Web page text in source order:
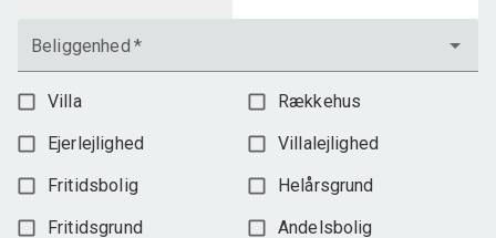
Beliggenhed *
Villa
Rækkehus
Ejerlejlighed
Villalejlighed
Fritidsbolig
Helårsgrund
Fritidsgrund
Andelsbolig